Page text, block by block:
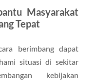
Masyarakat
Tepat
berimbang dapat
situasi di sekitar
kebijakan